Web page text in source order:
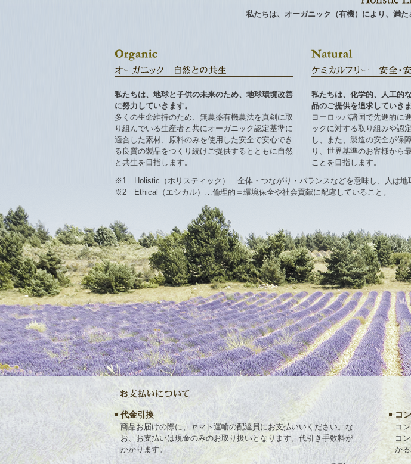
私たちは、オーガニック（有機）により、満
私たちは、地球と子供の未来のため、地球環境改善
に努力していきます。
多くの生命維持のため、無農薬有機農法を真剣に取
り組んでいる生産者と共にオーガニック認定基準に
適合した素材、原料のみを使用した安全で安心でき
る良質の製品をつくり続けご提供するとともに自然
と共生を目指します。
私たちは、化学的、人工的
品のご提供を追求していきま
ヨーロッパ諸国で先進的に
ックに対する取り組みや認
し、また、製造の安全が保
り、世界基準のお客様から
ことを目指します。
※1 Holistic（ホリスティック）…全体・つながり・バランスなどを意味し、人は地
※2 Ethical（エシカル）…倫理的＝環境保全や社会貢献に配慮していること。
代金引換
商品お届けの際に、ヤマト運輸の配達員にお支払いいください。な
お、お支払いは現金のみのお取り扱いとなります。代引き手数料が
かかります。
コ
コ
コ
か